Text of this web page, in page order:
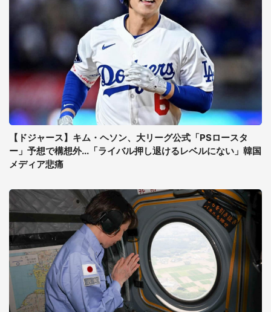
【ドジャース】キム・ヘソン、大リーグ公式「PSロースタ
ー」予想で構想外...「ライバル押し退けるレベルにない」韓国
メディア悲痛